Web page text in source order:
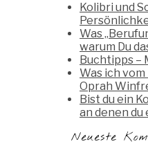
Kolibri und
Was
warum Du
Buchtipps –
Was ich
Oprah
Bist du ein
an denen
Neueste